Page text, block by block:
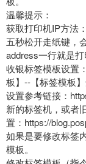
温馨提示：
获取打印机IP方法
五秒松开走纸键，
address一行就是打
收银标签模板设置
板】--【标签模板
设置参考链接：
新的标签机，或者
置：https://
如果是要修改标签
模板。